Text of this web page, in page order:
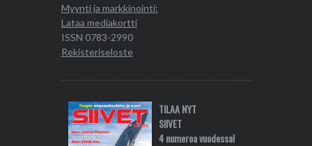
Myynti ja markkinointi:
Lataa mediakortti
ISSN 0783-2990
Rekisteriseloste
TILAA NYT
SIIVET
4 numeroa vuodessa!